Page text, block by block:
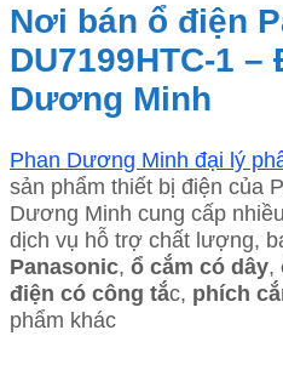
Nơi bán ổ điện
DU7199HTC-1
Dương Minh
Phan Dương Minh đại lý
sản phẩm thiết bị điện của
Dương Minh cung cấp
dịch vụ hỗ trợ chất lượng,
Panasonic, ổ cắm có dây,
điện có công tắc, phích
phẩm khác